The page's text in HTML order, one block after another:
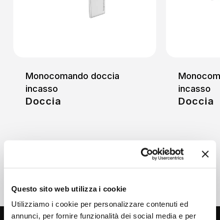
Questo sito web utilizza i cookie
Utilizziamo i cookie per personalizzare contenuti ed
annunci, per fornire funzionalità dei social media e per
Monocomando doccia
incasso
Doccia
incasso
Doccia